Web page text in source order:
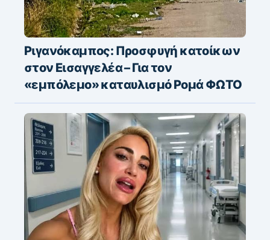
Ριγανόκαμπος: Προσφυγή κατοίκων
στον Εισαγγελέα – Για τον
«εμπόλεμο» καταυλισμό Ρομά ΦΩΤΟ